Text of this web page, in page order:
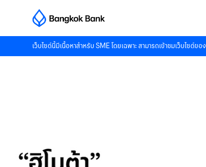
เว็บไซต์นี้มีเนื้อหาสำหรับ SME โดยเฉพาะ สามารถเข้าชมเว็บไซต์ข